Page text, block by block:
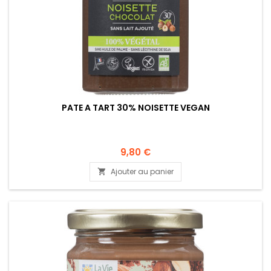
PATE A TART 30% NOISETTE VEGAN
9,80 €
 Ajouter au panier